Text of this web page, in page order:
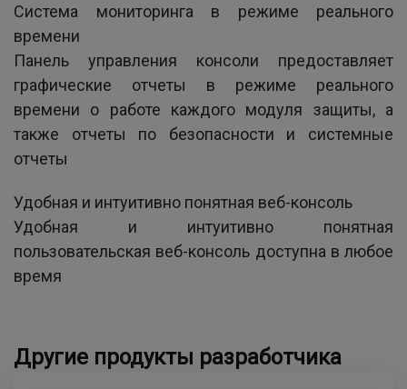
Система мониторинга в режиме реального
времени
Панель управления консоли предоставляет
графические отчеты в режиме реального
времени о работе каждого модуля защиты, а
также отчеты по безопасности и системные
отчеты
Удобная и интуитивно понятная веб-консоль
Удобная и интуитивно понятная
пользовательская веб-консоль доступна в любое
время
Другие продукты разработчика